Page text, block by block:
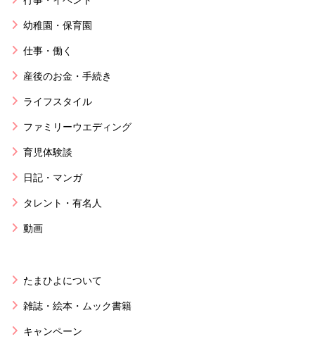
幼稚園・保育園
仕事・働く
産後のお金・手続き
ライフスタイル
ファミリーウエディング
育児体験談
日記・マンガ
タレント・有名人
動画
たまひよについて
雑誌・絵本・ムック書籍
キャンペーン